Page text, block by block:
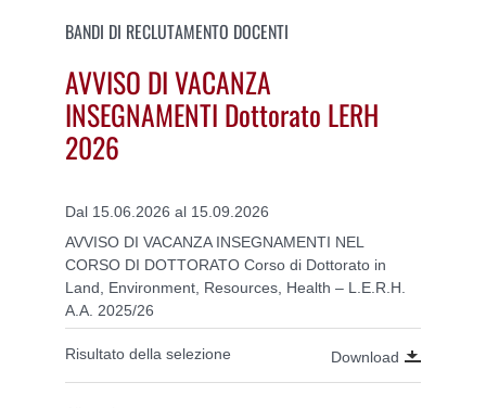
BANDI DI RECLUTAMENTO DOCENTI
AVVISO DI VACANZA
INSEGNAMENTI Dottorato LERH
2026
Dal 15.06.2026 al 15.09.2026
AVVISO DI VACANZA INSEGNAMENTI NEL
CORSO DI DOTTORATO Corso di Dottorato in
Land, Environment, Resources, Health – L.E.R.H.
A.A. 2025/26
Risultato della selezione Download